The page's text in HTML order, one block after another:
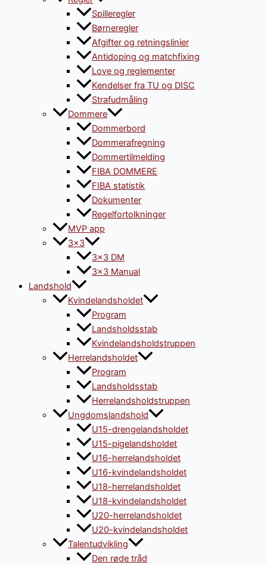
Spilleregler
Børneregler
Afgifter og retningslinier
Antidoping og matchfixing
Love og reglementer
Kendelser fra TU og DISC
Strafudmåling
Dommere
Dommerbord
Dommerafregning
Dommertilmelding
FIBA DOMMERE
FIBA statistik
Dokumenter
Regelfortolkninger
MVP app
3×3
3×3 DM
3×3 Manual
Landshold
Kvindelandsholdet
Program
Landsholdsstab
Kvindelandsholdstruppen
Herrelandsholdet
Program
Landsholdsstab
Herrelandsholdstruppen
Ungdomslandshold
U15-drengelandsholdet
U15-pigelandsholdet
U16-herrelandsholdet
U16-kvindelandsholdet
U18-herrelandsholdet
U18-kvindelandsholdet
U20-herrelandsholdet
U20-kvindelandsholdet
Talentudvikling
Den røde tråd